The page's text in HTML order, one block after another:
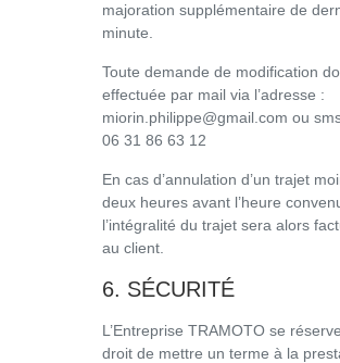
majoration supplémentaire de
minute.
Toute demande de modification
effectuée par mail via l’adresse :
miorin.philippe@gmail.com ou
06 31 86 63 12
En cas d’annulation d’un trajet
deux heures avant l’heure
l’intégralité du trajet sera alors
au client.
6. SÉCURITÉ
L’Entreprise TRAMOTO se
droit de mettre un terme à la